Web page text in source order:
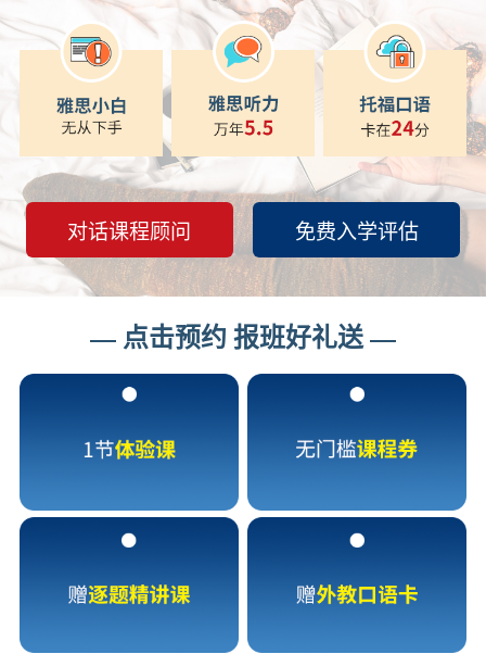
对话课程顾问 免费入学评估
点击预约 报班好礼送